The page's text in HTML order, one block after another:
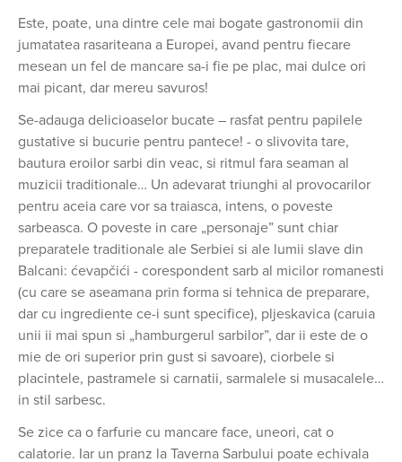
Este, poate, una dintre cele mai bogate gastronomii din
jumatatea rasariteana a Europei, avand pentru fiecare
mesean un fel de mancare sa-i fie pe plac, mai dulce ori
mai picant, dar mereu savuros!
Se-adauga delicioaselor bucate – rasfat pentru papilele
gustative si bucurie pentru pantece! - o slivovita tare,
bautura eroilor sarbi din veac, si ritmul fara seaman al
muzicii traditionale… Un adevarat triunghi al provocarilor
pentru aceia care vor sa traiasca, intens, o poveste
sarbeasca. O poveste in care „personaje” sunt chiar
preparatele traditionale ale Serbiei si ale lumii slave din
Balcani: ćevapčići - corespondent sarb al micilor romanesti
(cu care se aseamana prin forma si tehnica de preparare,
dar cu ingrediente ce-i sunt specifice), pljeskavica (caruia
unii ii mai spun si „hamburgerul sarbilor”, dar ii este de o
mie de ori superior prin gust si savoare), ciorbele si
placintele, pastramele si carnatii, sarmalele si musacalele…
in stil sarbesc.
Se zice ca o farfurie cu mancare face, uneori, cat o
calatorie. Iar un pranz la Taverna Sarbului poate echivala